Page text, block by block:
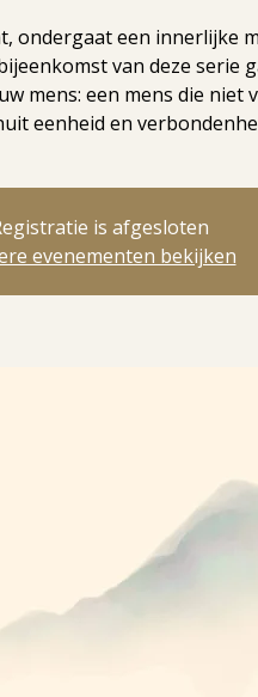
ondergaat een innerlijke
van deze serie
mens: een mens die niet
eenheid en
is afgesloten
evenementen bekijken